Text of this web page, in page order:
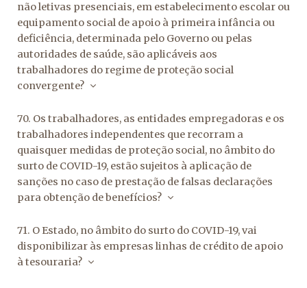
não letivas presenciais, em estabelecimento escolar ou
equipamento social de apoio à primeira infância ou
deficiência, determinada pelo Governo ou pelas
autoridades de saúde, são aplicáveis aos
trabalhadores do regime de proteção social
convergente?
70. Os trabalhadores, as entidades empregadoras e os
trabalhadores independentes que recorram a
quaisquer medidas de proteção social, no âmbito do
surto de COVID-19, estão sujeitos à aplicação de
sanções no caso de prestação de falsas declarações
para obtenção de benefícios?
71. O Estado, no âmbito do surto do COVID-19, vai
disponibilizar às empresas linhas de crédito de apoio
à tesouraria?